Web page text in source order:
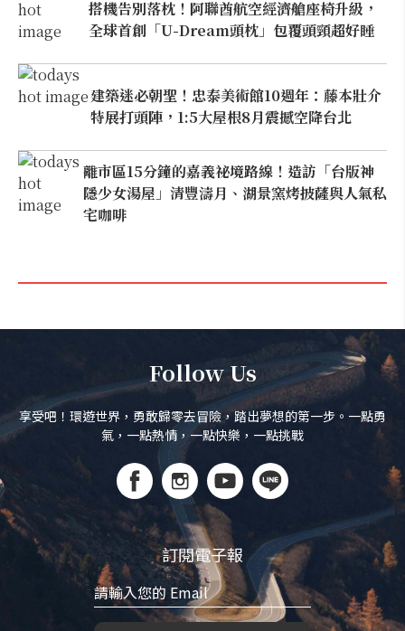
搭機告別落枕！阿聯酋航空經濟艙座椅升級，
全球首創「U-Dream頭枕」包覆頭頸超好睡
建築迷必朝聖！忠泰美術館10週年：藤本壯介
特展打頭陣，1:5大屋根8月震撼空降台北
離市區15分鐘的嘉義祕境路線！造訪「台版神
隱少女湯屋」清豐濤月、湖景窯烤披薩與人氣私
宅咖啡
Follow Us
享受吧！環遊世界，勇敢歸零去冒險，踏出夢想的第一步。一點勇
氣，一點熱情，一點快樂，一點挑戰
訂閱電子報